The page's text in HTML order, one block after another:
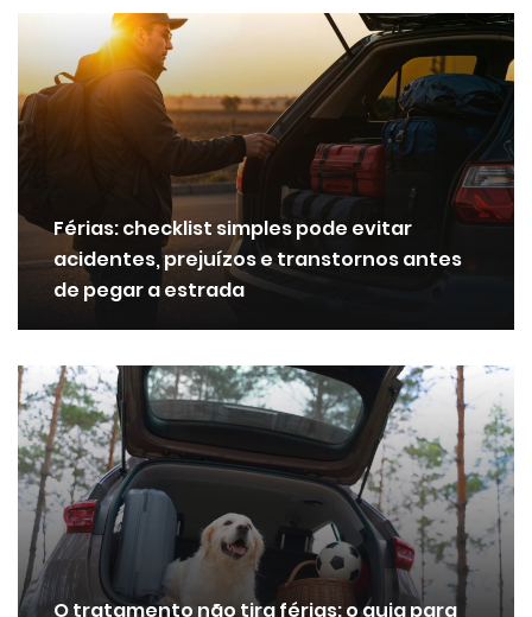
Férias: checklist simples pode evitar
acidentes, prejuízos e transtornos antes
de pegar a estrada
O tratamento não tira férias: o guia para